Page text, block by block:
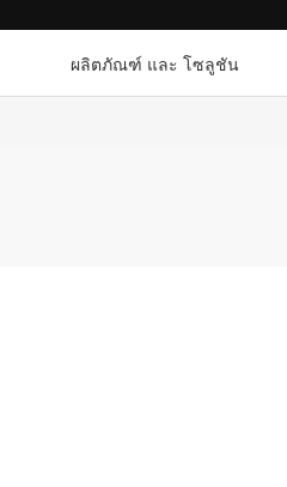
ผลิตภัณฑ์ และ โซลูชัน